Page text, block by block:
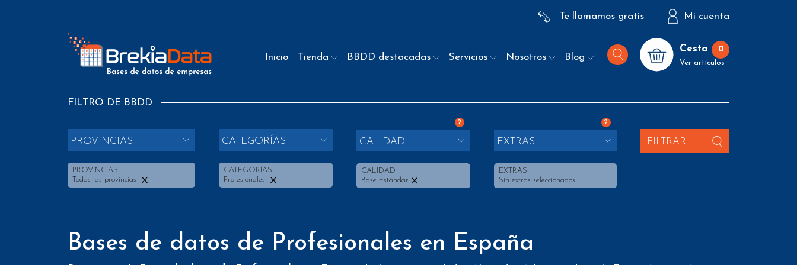
Te llamamos gratis Mi cuenta
Inicio Tienda BBDD destacadas Servicios Nosotros Blog
Cesta 0
Ver artículos
FILTRO DE BBDD
PROVINCIAS
PROVINCIAS
Todas las provincias
CATEGORÍAS
CATEGORÍAS
Profesionales
?
CALIDAD
CALIDAD
Base Estándar
?
EXTRAS
EXTRAS
Sin extras seleccionados
FILTRAR
Bases de datos de Profesionales en España